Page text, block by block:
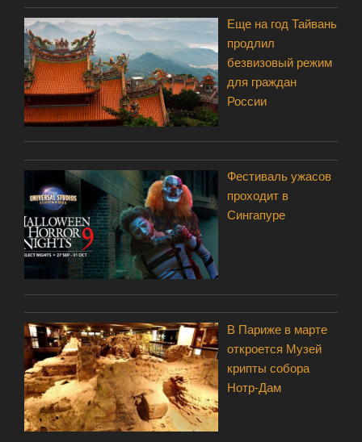
Еще на год Тайвань
продлил
безвизовый режим
для граждан
России
Фестиваль ужасов
проходит в
Сингапуре
В Париже в марте
откроется Музей
крипты собора
Нотр-Дам